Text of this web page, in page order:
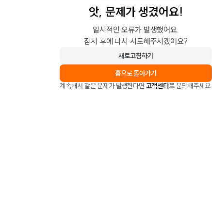
앗, 문제가 생겼어요!
일시적인 오류가 발생했어요.
잠시 후에 다시 시도해주시겠어요?
새로고침하기
홈으로 돌아가기
계속해서 같은 문제가 발생한다면 고객센터로 문의해주세요.